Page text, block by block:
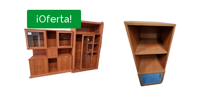
era:
100,00 €.50,00 €.
120,00 €.50,00 €.
¡Oferta!